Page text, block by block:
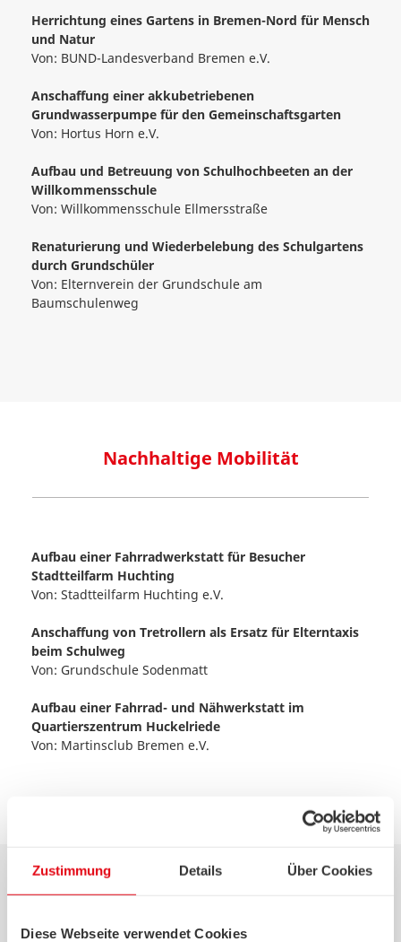
Zustimmung Details Über Cookies
Diese Webseite verwendet Cookies
Herrichtung eines Gartens in Bremen-Nord für Mensch
und Natur
Von: BUND-Landesverband Bremen e.V.
Anschaffung einer akkubetriebenen
Grundwasserpumpe für den Gemeinschaftsgarten
Von: Hortus Horn e.V.
Aufbau und Betreuung von Schulhochbeeten an der
Willkommensschule
Von: Willkommensschule Ellmersstraße
Renaturierung und Wiederbelebung des Schulgartens
durch Grundschüler
Von: Elternverein der Grundschule am
Baumschulenweg
Nachhaltige Mobilität
Aufbau einer Fahrradwerkstatt für Besucher
Stadtteilfarm Huchting
Von: Stadtteilfarm Huchting e.V.
Anschaffung von Tretrollern als Ersatz für Elterntaxis
beim Schulweg
Von: Grundschule Sodenmatt
Aufbau einer Fahrrad- und Nähwerkstatt im
Quartierszentrum Huckelriede
Von: Martinsclub Bremen e.V.
Ressourcenschonung